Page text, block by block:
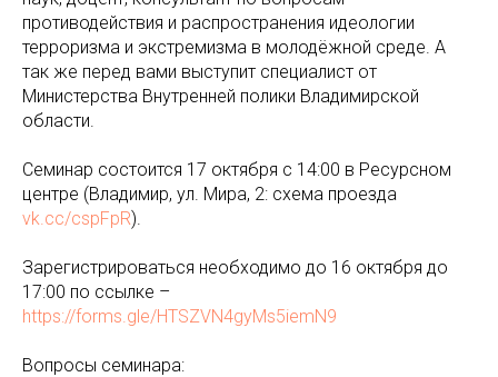
противодействия и распространения идеологии
терроризма и экстремизма в молодёжной среде. А
так же перед вами выступит специалист от
Министерства Внутренней полики Владимирской
области.
Семинар состоится 17 октября с 14:00 в Ресурсном
центре (Владимир, ул. Мира, 2: схема проезда
vk.cc/cspFpR).
Зарегистрироваться необходимо до 16 октября до
17:00 по ссылке –
https://forms.gle/HTSZVN4gyMs5iemN9
Вопросы семинара: